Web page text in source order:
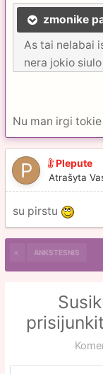
zmonike
As tai nelabai
nera jokio
Nu man irgi
Plepute
Atrašyta
su pirstu
ANKSTESNIS